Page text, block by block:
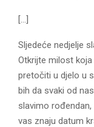
[…]
Sljedeće nedjelje
Otkrijte milost
pretočiti u djelo u
bih da svaki od
slavimo
vas znaju datum